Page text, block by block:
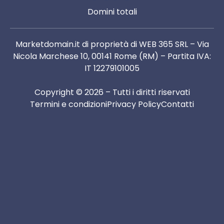
Domini totali
Marketdomain.it di proprietà di WEB 365 SRL – Via
Nicola Marchese 10, 00141 Rome (RM) – Partita IVA:
IT 12279101005
Copyright © 2026 – Tutti i diritti riservati
Termini e condizioniPrivacy PolicyContatti